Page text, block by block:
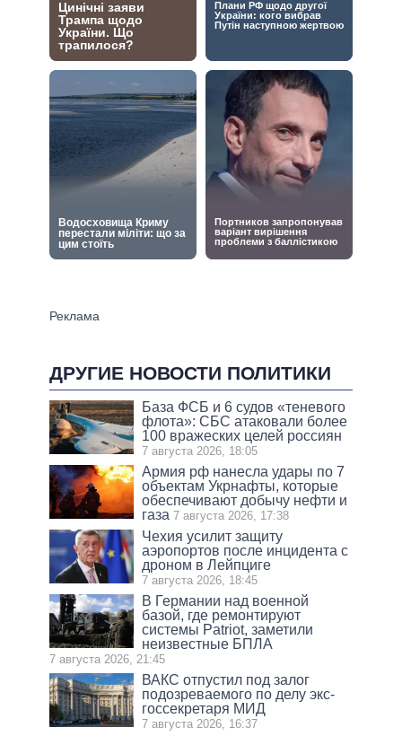
ДРУГИЕ НОВОСТИ ПОЛИТИКИ
База ФСБ и 6 судов «теневого
флота»: СБС атаковали более
100 вражеских целей россиян
7 августа 2026, 18:05
Армия рф нанесла удары по 7
объектам Укрнафты, которые
обеспечивают добычу нефти и
газа 7 августа 2026, 17:38
Чехия усилит защиту
аэропортов после инцидента с
дроном в Лейпциге
7 августа 2026, 18:45
В Германии над военной
базой, где ремонтируют
системы Patriot, заметили
неизвестные БПЛА
7 августа 2026, 21:45
ВАКС отпустил под залог
подозреваемого по делу экс-
госсекретаря МИД
7 августа 2026, 16:37